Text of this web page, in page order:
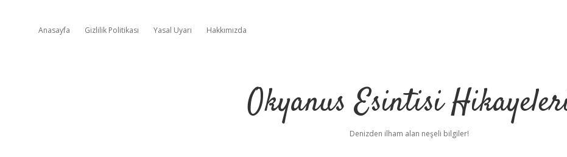
Anasayfa Gizlilik Politikası Yasal Uyarı Hakkımızda
Okyanus Esintisi
Denizden ilham alan neşeli bilgiler!